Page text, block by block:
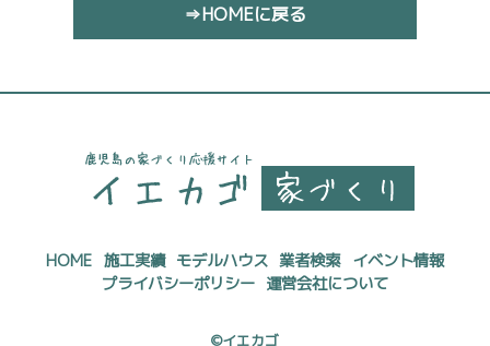
⇒HOMEに戻る
HOME 施工実績 モデルハウス 業者検索 イベント情報
プライバシーポリシー 運営会社について
©イエカゴ